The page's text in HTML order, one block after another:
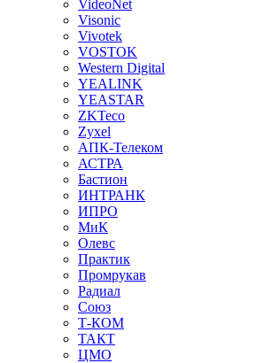
VideoNet
Visonic
Vivotek
VOSTOK
Western Digital
YEALINK
YEASTAR
ZKTeco
Zyxel
АПК-Телеком
АСТРА
Бастион
ИНТРАНК
ИПРО
МиК
Олевс
Практик
Промрукав
Радиал
Союз
Т-КОМ
ТАКТ
ЦМО